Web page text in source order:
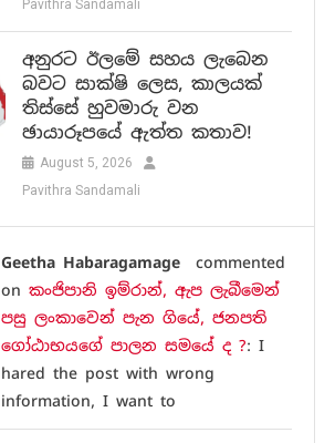
Pavithra Sandamali
අනුරට ඊලමේ සහය ලැබෙන
බවට සාක්ෂි ලෙස, කාලයක්
තිස්සේ හුවමාරු වන
ඡායාරූපයේ ඇත්ත කතාව!
August 5, 2026
Pavithra Sandamali
Geetha Habaragamage commented
onකංජිපානි ඉම්රාන්, ඇප ලැබීමෙන්
පසු ලංකාවෙන් පැන ගියේ, ජනපති
ගෝඨාභයගේ පාලන සමයේ ද ?: I
hared the post with wrong
information, I want to